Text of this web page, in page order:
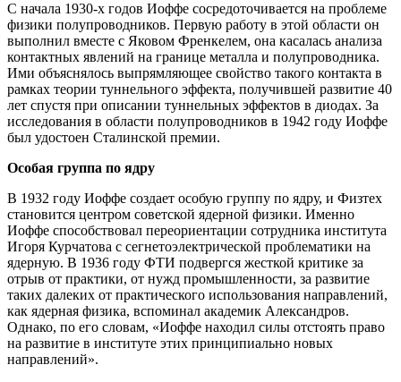
С начала 1930-х годов Иоффе сосредоточивается на проблеме
физики полупроводников. Первую работу в этой области он
выполнил вместе с Яковом Френкелем, она касалась анализа
контактных явлений на границе металла и полупроводника.
Ими объяснялось выпрямляющее свойство такого контакта в
рамках теории туннельного эффекта, получившей развитие 40
лет спустя при описании туннельных эффектов в диодах. За
исследования в области полупроводников в 1942 году Иоффе
был удостоен Сталинской премии.
Особая группа по ядру
В 1932 году Иоффе создает особую группу по ядру, и Физтех
становится центром советской ядерной физики. Именно
Иоффе способствовал переориентации сотрудника института
Игоря Курчатова с сегнетоэлектрической проблематики на
ядерную. В 1936 году ФТИ подвергся жесткой критике за
отрыв от практики, от нужд промышленности, за развитие
таких далеких от практического использования направлений,
как ядерная физика, вспоминал академик Александров.
Однако, по его словам, «Иоффе находил силы отстоять право
на развитие в институте этих принципиально новых
направлений».